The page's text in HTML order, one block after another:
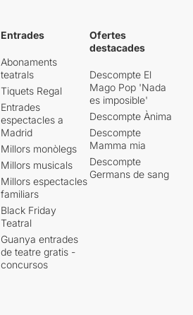
Entrades
Abonaments
teatrals
Tiquets Regal
Entrades
espectacles a
Madrid
Millors monòlegs
Millors musicals
Millors espectacles
familiars
Black Friday
Teatral
Guanya entrades
de teatre gratis -
concursos
Ofertes
destacades
Descompte El
Mago Pop 'Nada
es imposible'
Descompte Ànima
Descompte
Mamma mia
Descompte
Germans de sang